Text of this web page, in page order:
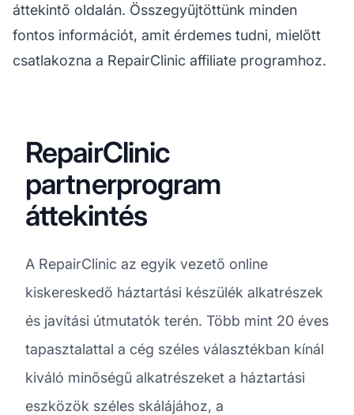
áttekintő oldalán. Összegyűjtöttünk minden
fontos információt, amit érdemes tudni, mielőtt
csatlakozna a RepairClinic affiliate programhoz.
RepairClinic
partnerprogram
áttekintés
A RepairClinic az egyik vezető online
kiskereskedő háztartási készülék alkatrészek
és javítási útmutatók terén. Több mint 20 éves
tapasztalattal a cég széles választékban kínál
kiváló minőségű alkatrészeket a háztartási
eszközök széles skálájához, a